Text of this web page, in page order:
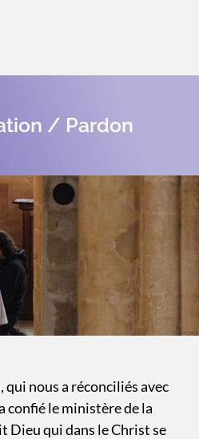
/ Pardon
nous a réconciliés avec
confié le ministère de la
Dieu qui dans le Christ se